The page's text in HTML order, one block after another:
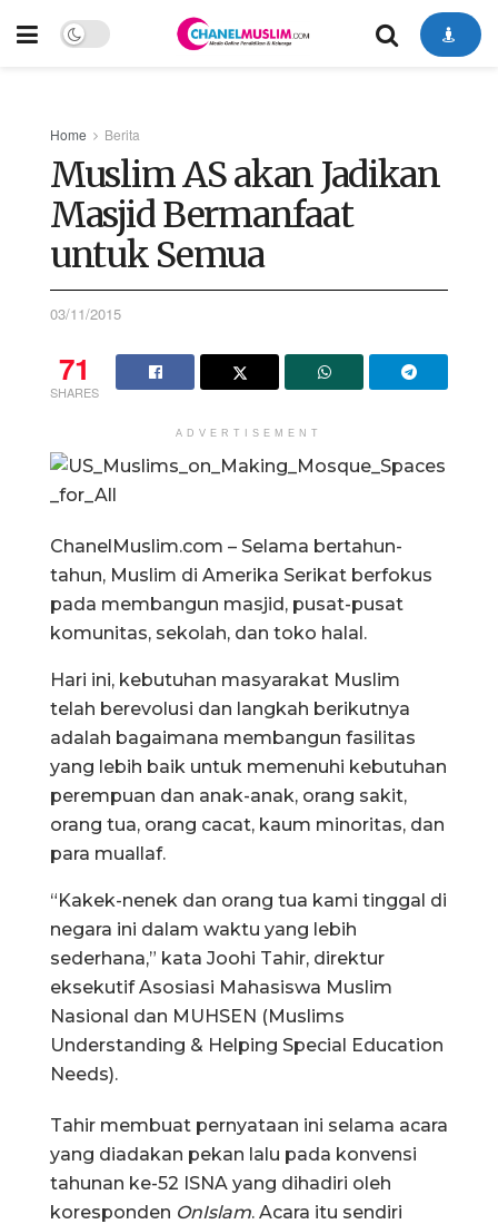
Home Berita
Muslim AS akan Jadikan
Masjid Bermanfaat
untuk Semua
03/11/2015
71
SHARES
ADVERTISEMENT
ChanelMuslim.com – Selama bertahun-
tahun, Muslim di Amerika Serikat berfokus
pada membangun masjid, pusat-pusat
komunitas, sekolah, dan toko halal.
Hari ini, kebutuhan masyarakat Muslim
telah berevolusi dan langkah berikutnya
adalah bagaimana membangun fasilitas
yang lebih baik untuk memenuhi kebutuhan
perempuan dan anak-anak, orang sakit,
orang tua, orang cacat, kaum minoritas, dan
para muallaf.
“Kakek-nenek dan orang tua kami tinggal di
negara ini dalam waktu yang lebih
sederhana,” kata Joohi Tahir, direktur
eksekutif Asosiasi Mahasiswa Muslim
Nasional dan MUHSEN (Muslims
Understanding & Helping Special Education
Needs).
Tahir membuat pernyataan ini selama acara
yang diadakan pekan lalu pada konvensi
tahunan ke-52 ISNA yang dihadiri oleh
koresponden OnIslam. Acara itu sendiri